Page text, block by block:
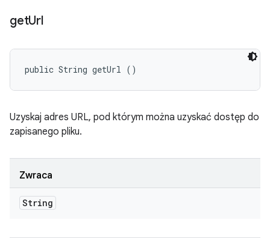
getUrl
public String getUrl ()
Uzyskaj adres URL, pod którym można uzyskać dostęp do
zapisanego pliku.
Zwraca
String